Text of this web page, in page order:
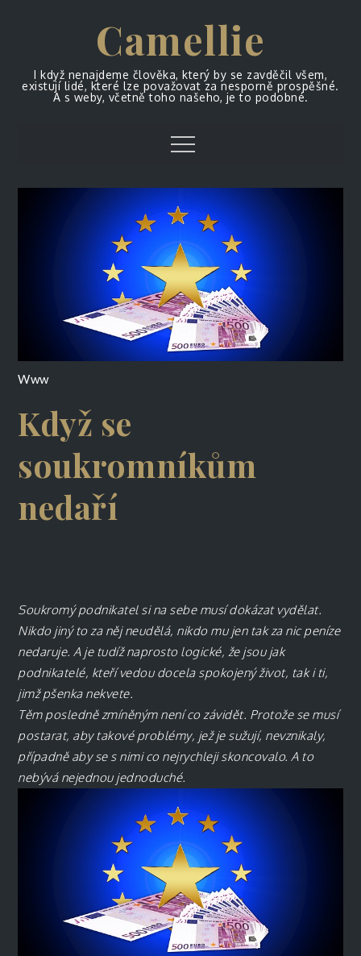
Camellie
I když nenajdeme člověka, který by se zavděčil všem,
existují lidé, které lze považovat za nesporně prospěšné.
A s weby, včetně toho našeho, je to podobné.
Menu
Www
Když se
soukromníkům
nedaří
Soukromý podnikatel si na sebe musí dokázat vydělat.
Nikdo jiný to za něj neudělá, nikdo mu jen tak za nic peníze
nedaruje. A je tudíž naprosto logické, že jsou jak
podnikatelé, kteří vedou docela spokojený život, tak i ti,
jimž pšenka nekvete.
Těm posledně zmíněným není co závidět. Protože se musí
postarat, aby takové problémy, jež je sužují, nevznikaly,
případně aby se s nimi co nejrychleji skoncovalo. A to
nebývá nejednou jednoduché.